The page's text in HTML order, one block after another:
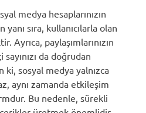
medya hesaplarınızın
sıra, kullanıcılarla olan
Ayrıca, paylaşımlarınızın
da doğrudan
sosyal medya yalnızca
aynı zamanda etkileşim
Bu nedenle, sürekli